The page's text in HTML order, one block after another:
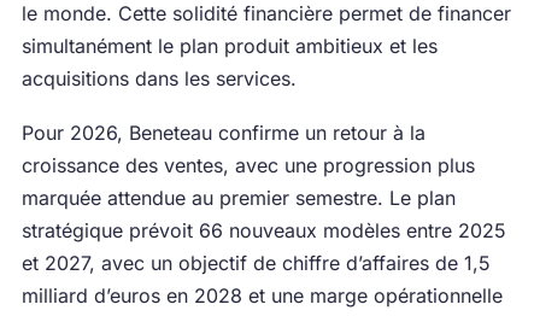
le monde. Cette solidité financière permet de financer
simultanément le plan produit ambitieux et les
acquisitions dans les services.
Pour 2026, Beneteau confirme un retour à la
croissance des ventes, avec une progression plus
marquée attendue au premier semestre. Le plan
stratégique prévoit 66 nouveaux modèles entre 2025
et 2027, avec un objectif de chiffre d’affaires de 1,5
milliard d’euros en 2028 et une marge opérationnelle